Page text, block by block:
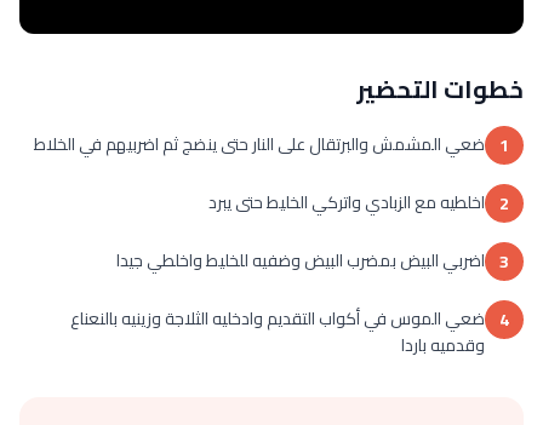
خطوات التحضير
1 ضعي المشمش والبرتقال على النار حتى ينضج ثم اضربيهم في الخلاط
2 اخلطيه مع الزبادي واتركي الخليط حتى يبرد
3 اضربي البيض بمضرب البيض وضفيه للخليط واخلطي جيدا
4 ضعي الموس في أكواب التقديم وادخليه الثلاجة وزينيه بالنعناع
وقدميه باردا